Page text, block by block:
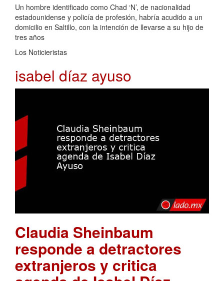
Un hombre identificado como Chad ‘N’, de nacionalidad
estadounidense y policía de profesión, habría acudido a un
domicilio en Saltillo, con la intención de llevarse a su hijo de
tres años
Los Noticieristas
isabel díaz ayuso
Claudia Sheinbaum
responde a detractores
extranjeros y critica